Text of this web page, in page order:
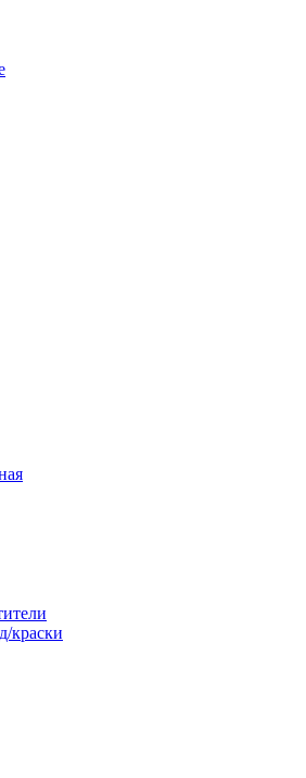
краски